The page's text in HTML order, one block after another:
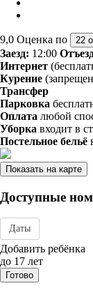
9,0 Оценка по 22
Заезд: 12:00
Интернет
Курение
Трансфер
Парковка
Оплата любой
Уборка входит в
Постельное бельё
Показать на карте
Доступные
Даты
Дата заезда -
Добавить ребёнка
до 17 лет
Готово